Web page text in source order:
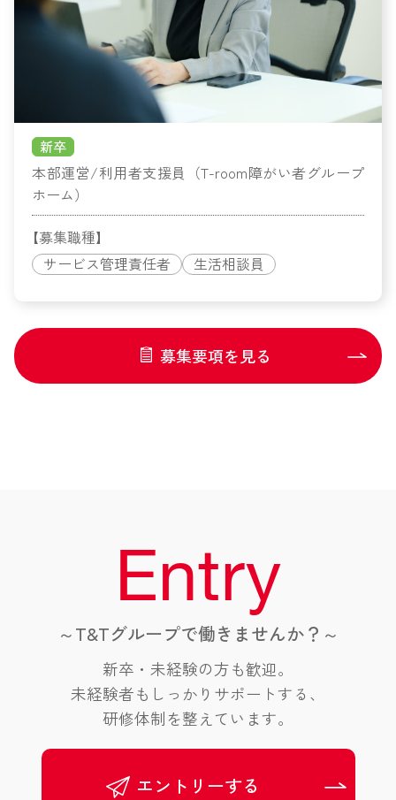
新卒
本部運営/利用者支援員（T-room障がい者グループ
ホーム）
【募集職種】
サービス管理責任者
生活相談員
募集要項を見る
エントリーする
Entry
～T&Tグループで働きませんか？～
新卒・未経験の方も歓迎。
未経験者もしっかりサポートする、
研修体制を整えています。